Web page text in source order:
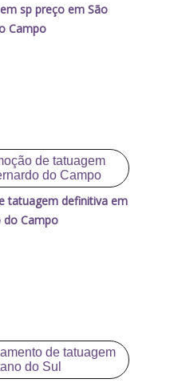
sp preço em São
Campo
tatuagem definitiva em
do Campo